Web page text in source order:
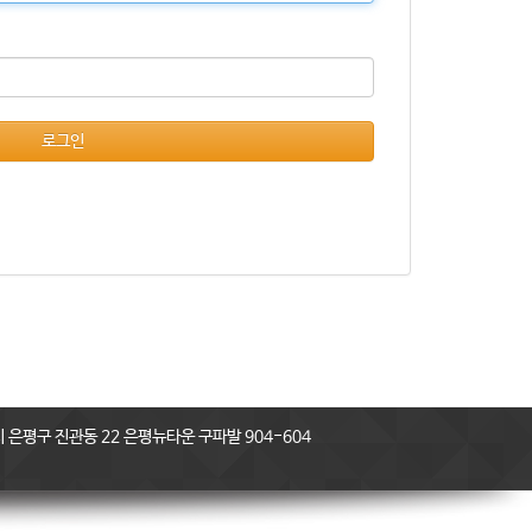
로그인
은평구 진관동 22 은평뉴타운 구파발 904-604